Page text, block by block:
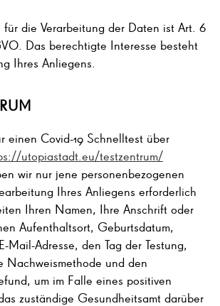
für die Verarbeitung der Daten ist Art. 6
Das berechtigte Interesse besteht
Ihres Anliegens.
einen Covid-19 Schnelltest über
utopiastadt.eu/testzentrum/
wir nur jene personenbezogenen
Ihres Anliegens erforderlich
Ihren Namen, Ihre Anschrift oder
Aufenthaltsort, Geburtsdatum,
Mail-Adresse, den Tag der Testung,
Nachweismethode und den
um im Falle eines positiven
zuständige Gesundheitsamt darüber